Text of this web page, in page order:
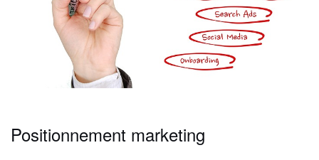
Positionnement marketing